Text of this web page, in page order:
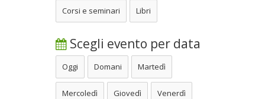
Corsi e seminari Libri
Scegli evento per data
Oggi Domani Martedì
Mercoledì Giovedì Venerdì